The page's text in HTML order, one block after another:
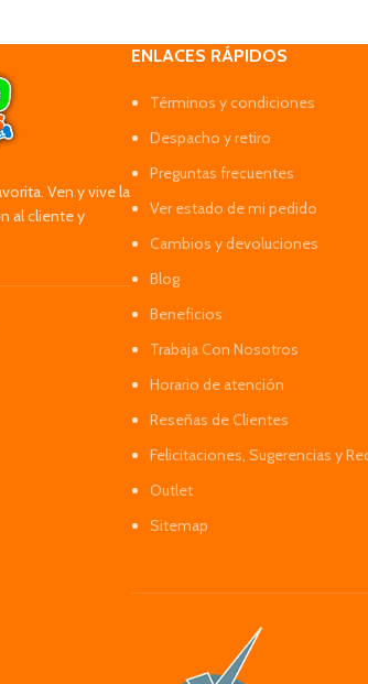
Ven y vive la
al cliente y
ENLACES RÁPIDOS
Términos y condiciones
Despacho y retiro
Preguntas frecuentes
Ver estado de mi pedido
Cambios y devoluciones
Blog
Beneficios
Trabaja Con Nosotros
Horario de atención
Reseñas de Clientes
Felicitaciones, Sugerencias y
Outlet
Sitemap